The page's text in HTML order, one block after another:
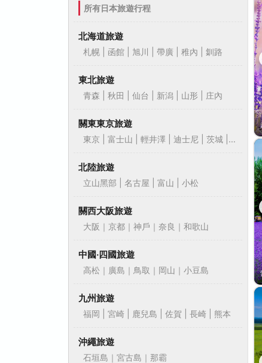
所有日本旅遊行程
北海道旅遊
札幌 | 函館 | 旭川 | 帶廣 | 稚內 | 釧路
東北旅遊
青森 | 秋田 | 仙台 | 新潟 | 山形 | 庄內
關東東京旅遊
東京 | 富士山 | 輕井澤 | 迪士尼 | 茨城 |
北陸旅遊
立山黑部 | 名古屋 | 富山 | 小松
關西大阪旅遊
大阪｜京都｜神戶｜奈良｜和歌山
中國‧四國旅遊
高松｜廣島｜鳥取｜岡山｜小豆島
九州旅遊
福岡 | 宮崎 | 鹿兒島 | 佐賀 | 長崎 | 熊本
沖繩旅遊
石垣島｜宮古島｜那霸